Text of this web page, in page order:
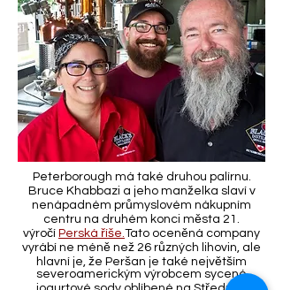
Peterborough má také druhou palírnu.
Bruce Khabbazi a jeho manželka slaví v
nenápadném průmyslovém nákupním
centru na druhém konci města 21.
výročí Perská říše.Tato oceněná company
vyrábí ne méně než 26 různých lihovin, ale
hlavní je, že Peršan je také největším
severoamerickým výrobcem sycené